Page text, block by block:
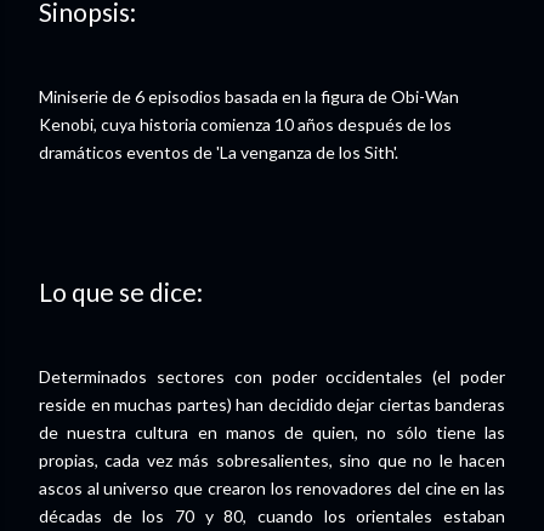
Sinopsis:
Miniserie de 6 episodios basada en la figura de Obi-Wan
Kenobi, cuya historia comienza 10 años después de los
dramáticos eventos de 'La venganza de los Sith'.
Lo que se dice:
Determinados sectores con poder occidentales (el poder
reside en muchas partes) han decidido dejar ciertas banderas
de nuestra cultura en manos de quien, no sólo tiene las
propias, cada vez más sobresalientes, sino que no le hacen
ascos al universo que crearon los renovadores del cine en las
décadas de los 70 y 80, cuando los orientales estaban